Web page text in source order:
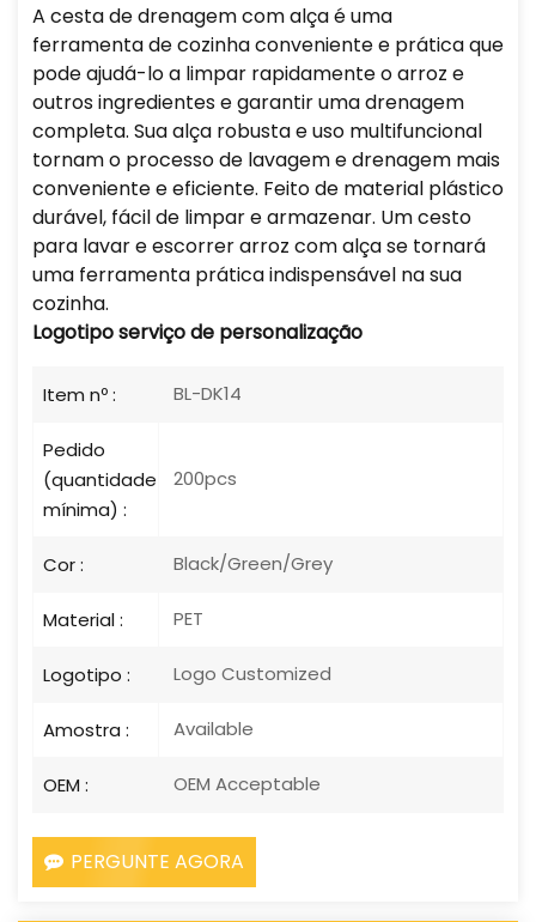
A cesta de drenagem com alça é uma
ferramenta de cozinha conveniente e prática que
pode ajudá-lo a limpar rapidamente o arroz e
outros ingredientes e garantir uma drenagem
completa. Sua alça robusta e uso multifuncional
tornam o processo de lavagem e drenagem mais
conveniente e eficiente. Feito de material plástico
durável, fácil de limpar e armazenar. Um cesto
para lavar e escorrer arroz com alça se tornará
uma ferramenta prática indispensável na sua
cozinha.
Logotiposerviço de personalização
Item nº : BL-DK14
Pedido
(quantidade
mínima) :
200pcs
Cor : Black/Green/Grey
Material : PET
Logotipo : Logo Customized
Amostra : Available
OEM : OEM Acceptable
PERGUNTE AGORA